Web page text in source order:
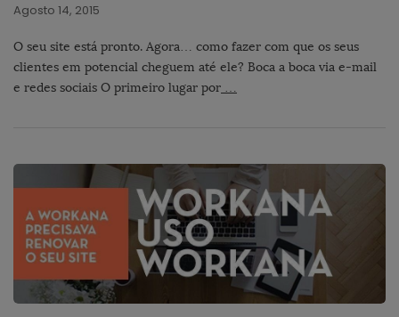
Agosto 14, 2015
O seu site está pronto. Agora… como fazer com que os seus
clientes em potencial cheguem até ele? Boca a boca via e-mail
e redes sociais O primeiro lugar por …